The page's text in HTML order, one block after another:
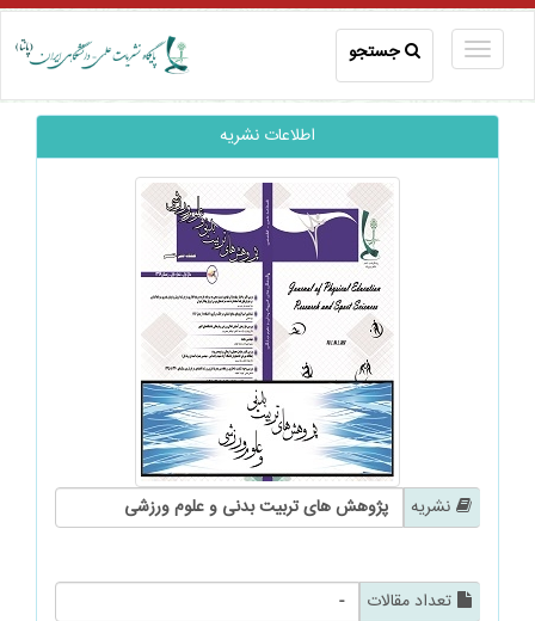
جستجو
اطلاعات نشریه
نشریه پژوهش های تربیت بدنی و علوم ورزشی
تعداد مقالات
-